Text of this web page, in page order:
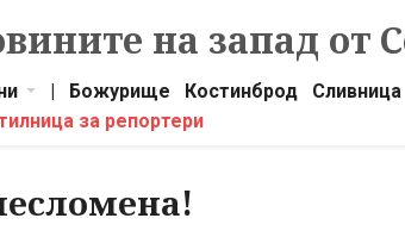
на запад от
| Божурище Костинброд Сливница
за репортери